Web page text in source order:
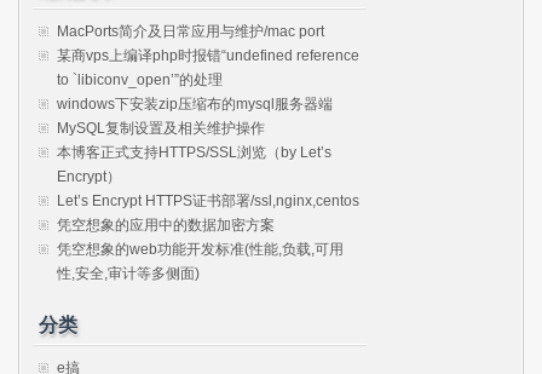
MacPorts简介及日常应用与维护/mac port
某商vps上编译php时报错“undefined reference
to `libiconv_open’”的处理
windows下安装zip压缩布的mysql服务器端
MySQL复制设置及相关维护操作
本博客正式支持HTTPS/SSL浏览（by Let’s
Encrypt）
Let’s Encrypt HTTPS证书部署/ssl,nginx,centos
凭空想象的应用中的数据加密方案
凭空想象的web功能开发标准(性能,负载,可用
性,安全,审计等多侧面)
分类
e搞